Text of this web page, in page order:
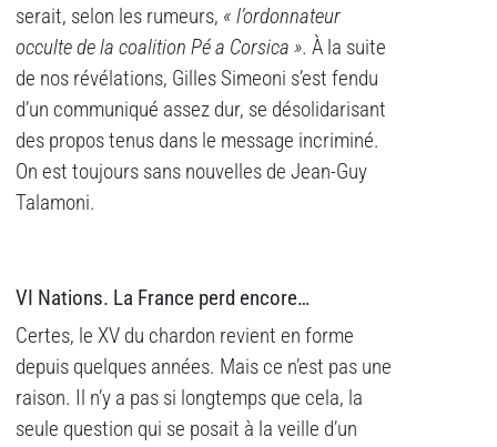
serait, selon les rumeurs, « l’ordonnateur
occulte de la coalition Pé a Corsica ». À la suite
de nos révélations, Gilles Simeoni s’est fendu
d’un communiqué assez dur, se désolidarisant
des propos tenus dans le message incriminé.
On est toujours sans nouvelles de Jean-Guy
Talamoni.
VI Nations. La France perd encore…
Certes, le XV du chardon revient en forme
depuis quelques années. Mais ce n’est pas une
raison. Il n’y a pas si longtemps que cela, la
seule question qui se posait à la veille d’un